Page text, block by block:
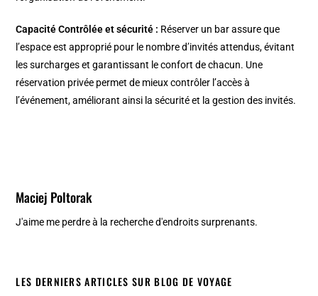
Capacité Contrôlée et sécurité : Réserver un bar assure que
l’espace est approprié pour le nombre d’invités attendus, évitant
les surcharges et garantissant le confort de chacun. Une
réservation privée permet de mieux contrôler l’accès à
l’événement, améliorant ainsi la sécurité et la gestion des invités.
Maciej Poltorak
J'aime me perdre à la recherche d'endroits surprenants.
LES DERNIERS ARTICLES SUR BLOG DE VOYAGE